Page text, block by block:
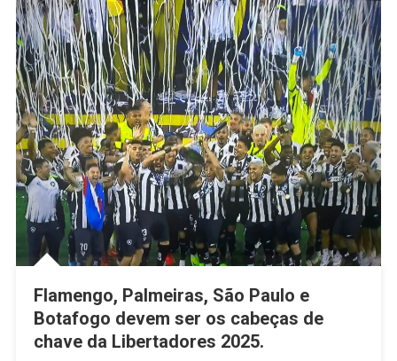
Flamengo, Palmeiras, São Paulo e
Botafogo devem ser os cabeças de
chave da Libertadores 2025.